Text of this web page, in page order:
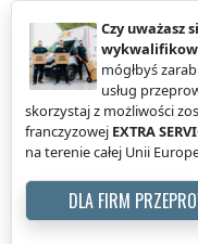
Czy uważasz
mógłbyś
usług
skorzystaj z możliwości
franczyzowej EXTRA
na terenie całej Unii
DLA FIRM